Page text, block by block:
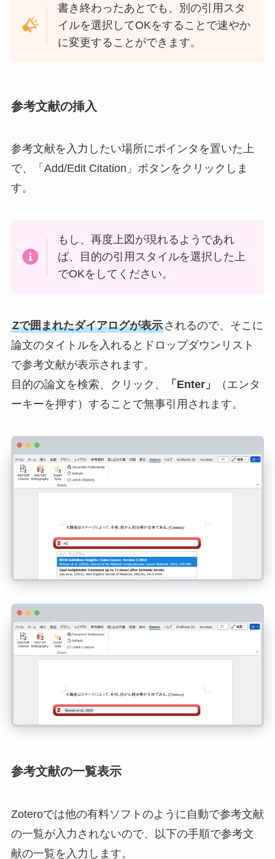
書き終わったあとでも、別の引用スタ
イルを選択してOKをすることで速やか
に変更することができます。
参考文献の挿入
参考文献を入力したい場所にポインタを置いた上
で、「Add/Edit Citation」ボタンをクリックしま
す。
もし、再度上図が現れるようであれ
ば、目的の引用スタイルを選択した上
でOKをしてください。
Zで囲まれたダイアログが表示されるので、そこに
論文のタイトルを入れるとドロップダウンリスト
で参考文献が表示されます。
目的の論文を検索、クリック、
「Enter」
（エンタ
ーキーを押す）することで無事引用されます。
参考文献の一覧表示
Zoteroでは他の有料ソフトのように自動で参考文献
の一覧が入力されないので、以下の手順で参考文
献の一覧を入力します。